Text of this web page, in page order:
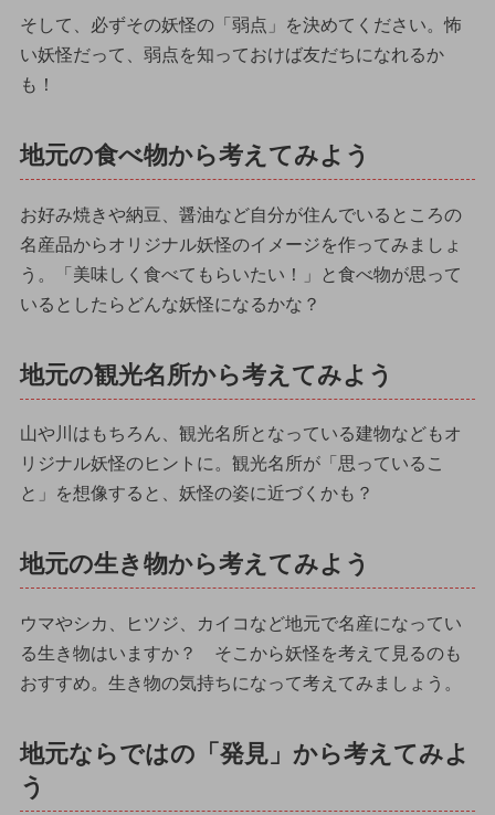
そして、必ずその妖怪の「弱点」を決めてください。怖
い妖怪だって、弱点を知っておけば友だちになれるか
も！
地元の食べ物から考えてみよう
お好み焼きや納豆、醤油など自分が住んでいるところの
名産品からオリジナル妖怪のイメージを作ってみましょ
う。「美味しく食べてもらいたい！」と食べ物が思って
いるとしたらどんな妖怪になるかな？
地元の観光名所から考えてみよう
山や川はもちろん、観光名所となっている建物などもオ
リジナル妖怪のヒントに。観光名所が「思っているこ
と」を想像すると、妖怪の姿に近づくかも？
地元の生き物から考えてみよう
ウマやシカ、ヒツジ、カイコなど地元で名産になってい
る生き物はいますか？ そこから妖怪を考えて見るのも
おすすめ。生き物の気持ちになって考えてみましょう。
地元ならではの「発見」から考えてみよ
う